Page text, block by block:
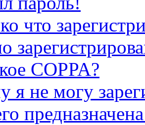
что
COPPA?
я не могу